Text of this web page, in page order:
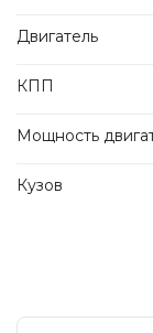
Двигатель
КПП
Мощность
Кузов